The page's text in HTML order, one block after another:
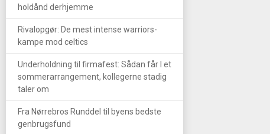
holdånd derhjemme
Rivalopgør: De mest intense warriors-
kampe mod celtics
Underholdning til firmafest: Sådan får I et
sommerarrangement, kollegerne stadig
taler om
Fra Nørrebros Runddel til byens bedste
genbrugsfund